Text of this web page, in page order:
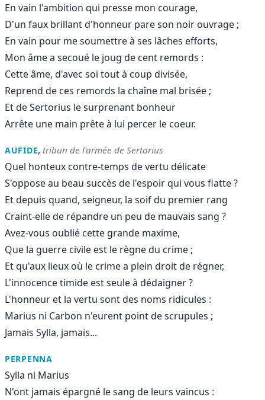
En vain l'ambition qui presse mon courage,
D'un faux brillant d'honneur pare son noir ouvrage ;
En vain pour me soumettre à ses lâches efforts,
Mon âme a secoué le joug de cent remords :
Cette âme, d'avec soi tout à coup divisée,
Reprend de ces remords la chaîne mal brisée ;
Et de Sertorius le surprenant bonheur
Arrête une main prête à lui percer le coeur.
AUFIDE, tribun de l'armée de Sertorius
Quel honteux contre-temps de vertu délicate
S'oppose au beau succès de l'espoir qui vous flatte ?
Et depuis quand, seigneur, la soif du premier rang
Craint-elle de répandre un peu de mauvais sang ?
Avez-vous oublié cette grande maxime,
Que la guerre civile est le règne du crime ;
Et qu'aux lieux où le crime a plein droit de régner,
L'innocence timide est seule à dédaigner ?
L'honneur et la vertu sont des noms ridicules :
Marius ni Carbon n'eurent point de scrupules ;
Jamais Sylla, jamais...
PERPENNA
Sylla ni Marius
N'ont jamais épargné le sang de leurs vaincus :